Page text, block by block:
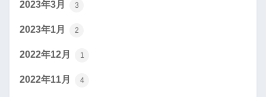
2023年3月 3
2023年1月 2
2022年12月 1
2022年11月 4